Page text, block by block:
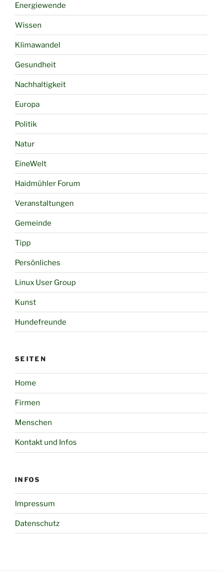
Energiewende
Wissen
Klimawandel
Gesundheit
Nachhaltigkeit
Europa
Politik
Natur
EineWelt
Haidmühler Forum
Veranstaltungen
Gemeinde
Tipp
Persönliches
Linux User Group
Kunst
Hundefreunde
SEITEN
Home
Firmen
Menschen
Kontakt und Infos
INFOS
Impressum
Datenschutz